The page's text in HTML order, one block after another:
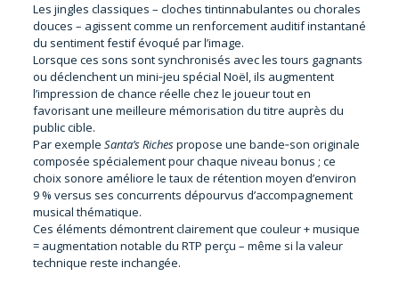
Les jingles classiques – cloches tintinnabulantes ou chorales
douces – agissent comme un renforcement auditif instantané
du sentiment festif évoqué par l’image.
Lorsque ces sons sont synchronisés avec les tours gagnants
ou déclenchent un mini‑jeu spécial Noël, ils augmentent
l’impression de chance réelle chez le joueur tout en
favorisant une meilleure mémorisation du titre auprès du
public cible.
Par exemple Santa’s Richespropose une bande‑son originale
composée spécialement pour chaque niveau bonus ; ce
choix sonore améliore le taux de rétention moyen d’environ
9 % versus ses concurrents dépourvus d’accompagnement
musical thématique.
Ces éléments démontrent clairement que couleur + musique
= augmentation notable du RTP perçu – même si la valeur
technique reste inchangée.